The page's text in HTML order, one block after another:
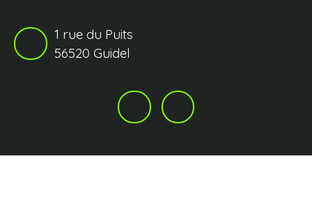
1 rue du Puits
56520 Guidel